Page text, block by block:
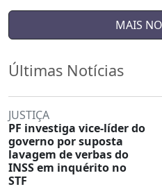
MAIS
Últimas Notícias
JUSTIÇA
PF investiga vice-líder do
governo por suposta
lavagem de verbas do
INSS em inquérito no
STF